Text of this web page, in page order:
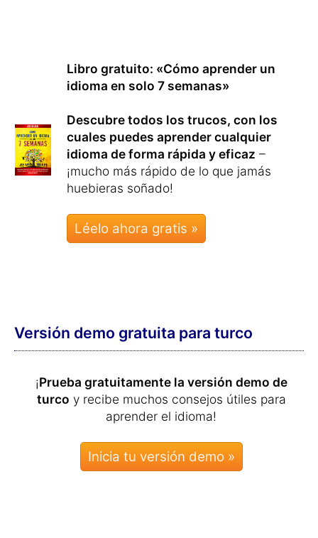
Libro gratuito: «Cómo aprender un
idioma en solo 7 semanas»
Descubre todos los trucos, con los
cuales puedes aprender cualquier
idioma de forma rápida y eficaz –
¡mucho más rápido de lo que jamás
huebieras soñado!
Léelo ahora gratis »
Versión demo gratuita para turco
¡Prueba gratuitamente la versión demo de
turco y recibe muchos consejos útiles para
aprender el idioma!